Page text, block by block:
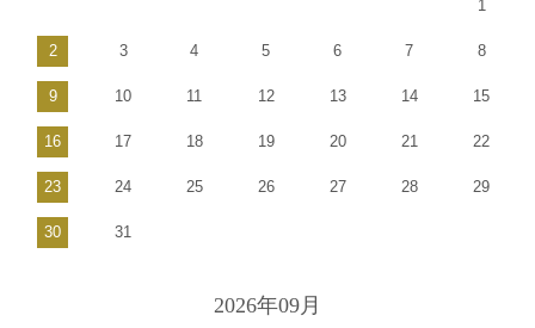
1
2 3 4 5 6 7 8
9 10 11 12 13 14 15
16 17 18 19 20 21 22
23 24 25 26 27 28 29
30 31
2026年09月